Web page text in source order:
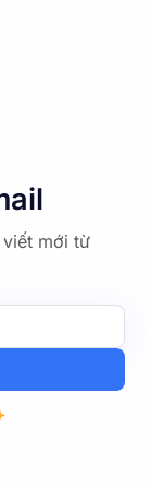
mới từ